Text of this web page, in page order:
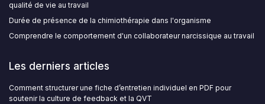
qualité de vie au travail
Durée de présence de la chimiothérapie dans l'organisme
Comprendre le comportement d'un collaborateur narcissique au travail
Les derniers articles
Comment structurer une fiche d’entretien individuel en PDF pour
soutenir la culture de feedback et la QVT